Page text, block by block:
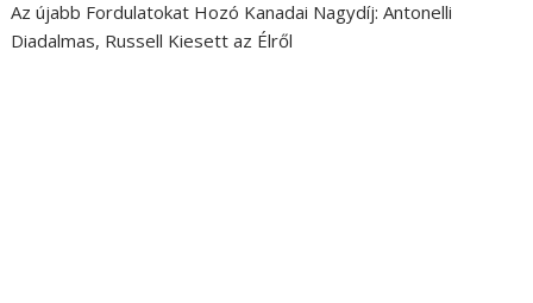
Az újabb Fordulatokat Hozó Kanadai Nagydíj: Antonelli
Diadalmas, Russell Kiesett az Élről